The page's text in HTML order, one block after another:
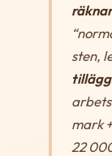
sten,
mark
22